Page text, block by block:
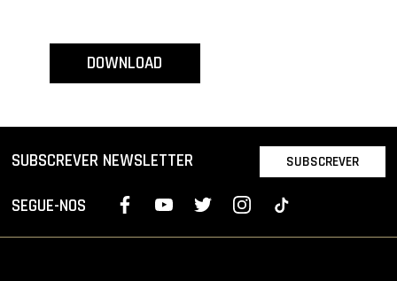
DOWNLOAD
SUBSCREVER NEWSLETTER SUBSCREVER
SEGUE-NOS